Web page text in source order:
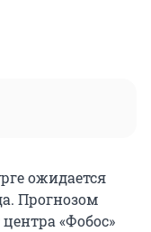
ожидается
Прогнозом
«Фобос»